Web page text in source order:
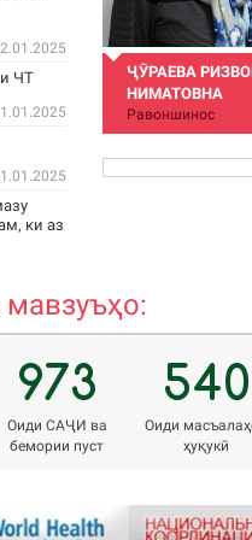
ЧТ
ки аз
ҶӮРАЕВА
НИМАТОВНА
Равоншинос
973
Оиди САҶИ ва
бемории пуст
540
Оиди
ҳуқукӣ